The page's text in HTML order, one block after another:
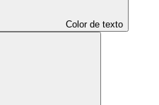
Color de texto